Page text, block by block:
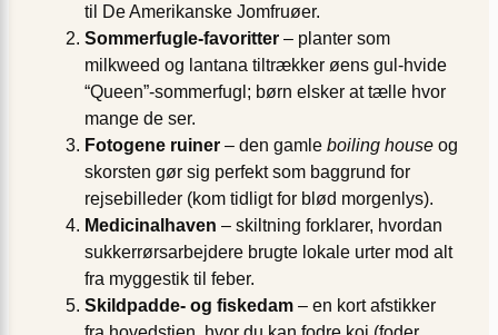
til De Amerikanske Jomfruøer.
Sommerfugle-favoritter – planter som
milkweed og lantana tiltrækker øens gul-hvide
“Queen”‐sommerfugl; børn elsker at tælle hvor
mange de ser.
Fotogene ruiner – den gamle boiling house og
skorsten gør sig perfekt som baggrund for
rejsebilleder (kom tidligt for blød morgenlys).
Medicinalhaven – skiltning forklarer, hvordan
sukkerrørsarbejdere brugte lokale urter mod alt
fra myggestik til feber.
Skildpadde- og fiskedam – en kort afstikker